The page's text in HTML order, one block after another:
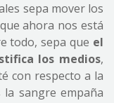
sepa mover los
ahora nos está
todo, sepa que el
los medios,
con respecto a la
sangre empaña